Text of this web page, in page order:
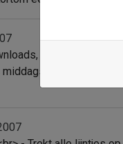
dus maar
middags en \'s avonds